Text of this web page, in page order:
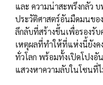
และ ความน่าสะพรึงกลัว
ประวัติศาสตร์อันมืดมนของ
ลึกลับที่สร้างขึ้นเพื่อรองรับ
เหตุผลที่ทำให้ที่แห่งนี้ยังค
ทั่วโลก พร้อมทั้งเปิดโปง
แสวงหาความลับในโซนที่